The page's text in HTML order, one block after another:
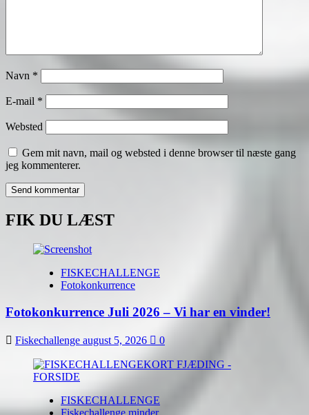
Navn *
E-mail *
Websted
Gem mit navn, mail og websted i denne browser til næste gang
jeg kommenterer.
FIK DU LÆST
FISKECHALLENGE
Fotokonkurrence
Fotokonkurrence Juli 2026 – Vi har en vinder!
Fiskechallenge august 5, 2026 0
FISKECHALLENGE